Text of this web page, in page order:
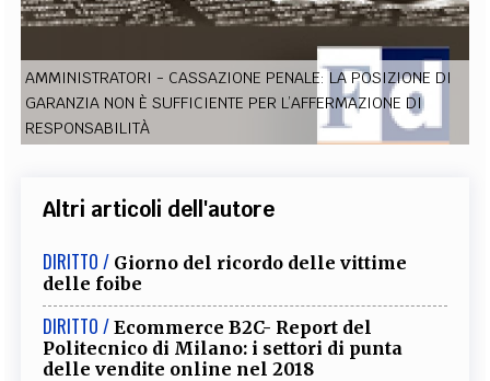
AMMINISTRATORI - CASSAZIONE PENALE: LA POSIZIONE DI
GARANZIA NON È SUFFICIENTE PER L’AFFERMAZIONE DI
RESPONSABILITÀ
Altri articoli dell'autore
DIRITTO / Giorno del ricordo delle vittime
delle foibe
DIRITTO / Ecommerce B2C- Report del
Politecnico di Milano: i settori di punta
delle vendite online nel 2018